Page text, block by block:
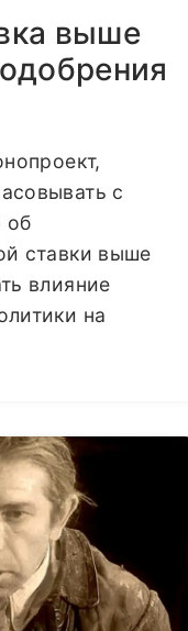
выше
с
об
ставки выше
влияние
на